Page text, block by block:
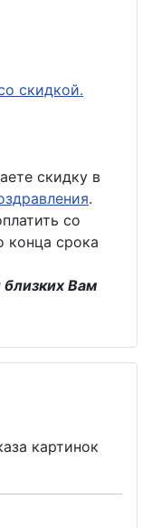
скидкой.
скидку в
.
со
конца срока
Вам
картинок